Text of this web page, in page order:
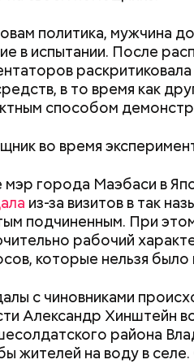
политика, мужчина
в испытании. После
в то время как
способом
во время
мэр города Маэбаси в
из-за визитов в так
подчиненным. При
рабочий
которые нельзя
с чиновниками
Александр Хинштейн
района
жителей на воду в
воды здесь
купаться в этих
стоит быть
но чтобы не
для душа.
Балмер
Shutterstock
году женщина
сиротам и старикам,
в монастырь в
в другой монастырь в
слепой и прикованной к
переехать в дом
COVID-19, однако
оправиться. 17 января
немного не дожив до
Построю замок, тигра
приручу: топ-7 самых
интересных
детского досуга в